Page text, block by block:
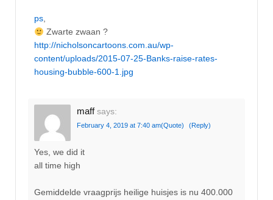
ps
Zwarte zwaan ?
http://nicholsoncartoons.com.au/wp-
content/uploads/2015-07-25-Banks-raise-rates-
housing-bubble-600-1.jpg
maff says:
February 4, 2019 at 7:40 am(Quote) (Reply)
Yes, we did it
all time high
Gemiddelde vraagprijs heilige huisjes is nu 400.000